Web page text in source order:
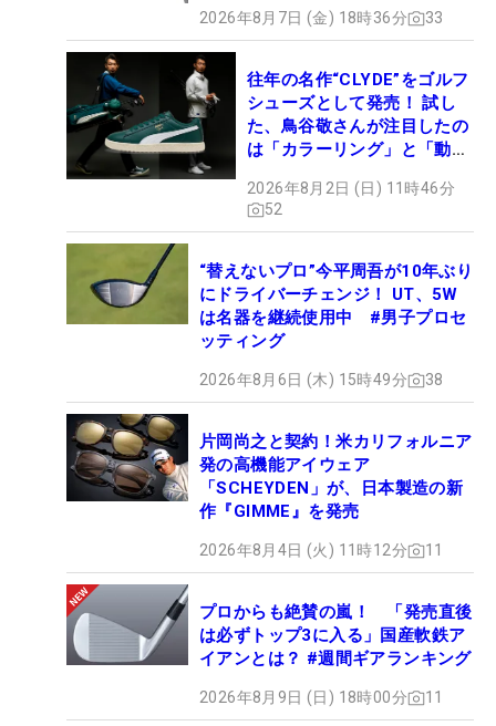
2026年8月7日 (金) 18時36分 33
往年の名作“CLYDE”をゴルフ
シューズとして発売！ 試し
た、鳥谷敬さんが注目したの
は「カラーリング」と「動き
2026年8月2日 (日) 11時46分
52
“替えないプロ”今平周吾が10年ぶり
にドライバーチェンジ！ UT、5W
は名器を継続使用中 #男子プロセ
ッティング
2026年8月6日 (木) 15時49分 38
片岡尚之と契約！米カリフォルニア
発の高機能アイウェア
「SCHEYDEN」が、日本製造の新
作『GIMME』を発売
2026年8月4日 (火) 11時12分 11
プロからも絶賛の嵐！ 「発売直後
は必ずトップ3に入る」国産軟鉄ア
イアンとは？ #週間ギアランキング
2026年8月9日 (日) 18時00分 11